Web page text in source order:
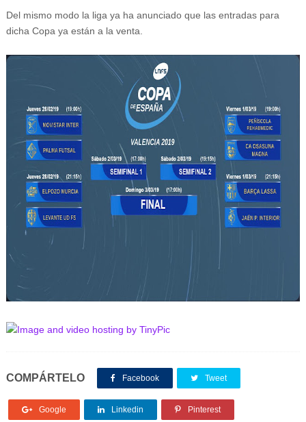
Del mismo modo la liga ya ha anunciado que las entradas para
dicha Copa ya están a la venta.
COMPÁRTELO Facebook Tweet
Google Linkedin Pinterest